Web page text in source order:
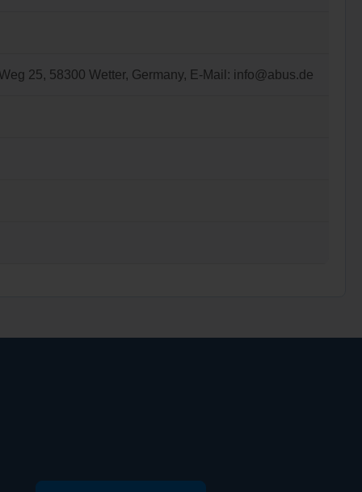
25, 58300 Wetter, Germany, E-Mail: info@abus.de